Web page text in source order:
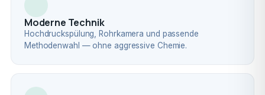
Moderne Technik
Hochdruckspülung, Rohrkamera und passende
Methodenwahl — ohne aggressive Chemie.